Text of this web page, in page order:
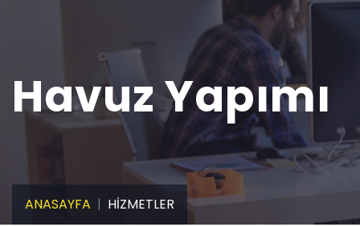
Havuz Yapımı
ANASAYFA HİZMETLER